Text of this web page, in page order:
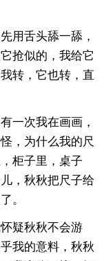
用舌头舔一舔，
抢似的，我给它
转，它也转，直
一次我在画画，
，为什么我的尺
柜子里，桌子
，秋秋把尺子给
。
疑秋秋不会游
我的意料，秋秋